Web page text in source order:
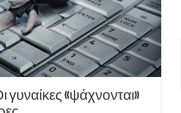
γυναίκες «ψάχνονται»